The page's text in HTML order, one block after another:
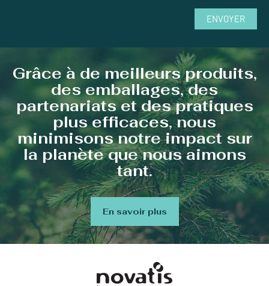
ENVOYER
Grâce à de meilleurs produits,
des emballages, des
partenariats et des pratiques
plus efficaces, nous
minimisons notre impact sur
la planète que nous aimons
tant.
En savoir plus